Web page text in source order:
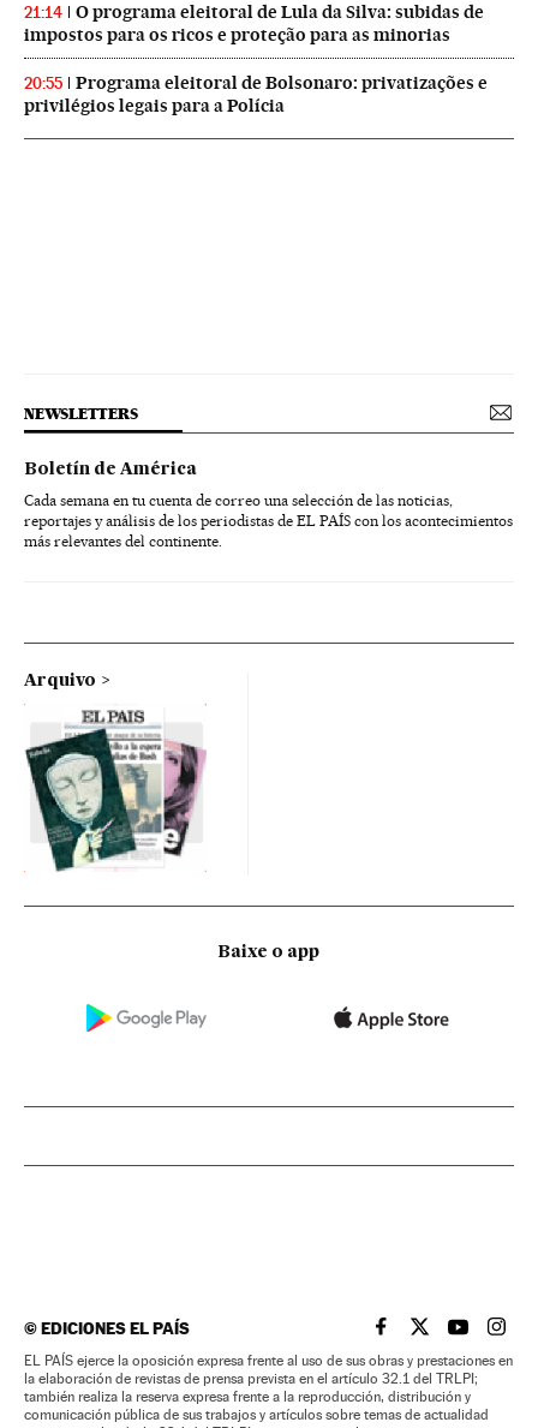
21:14
O programa eleitoral de Lula da Silva: subidas de
impostos para os ricos e proteção para as minorias
20:55
Programa eleitoral de Bolsonaro: privatizações e
privilégios legais para a Polícia
NEWSLETTERS
Boletín de América
Cada semana en tu cuenta de correo una selección de las noticias,
reportajes y análisis de los periodistas de EL PAÍS con los acontecimientos
más relevantes del continente.
Arquivo
Baixe o app
©EDICIONES EL PAÍS EL PAÍS BRASIL EN
EL PAÍSEL PAÍS
EL
EL PAÍS ejerce la oposición expresa frente al uso de sus obras y prestaciones en
la elaboración de revistas de prensa prevista en el artículo 32.1 del TRLPI;
también realiza la reserva expresa frente a la reproducción, distribución y
comunicación pública de sus trabajos y artículos sobre temas de actualidad